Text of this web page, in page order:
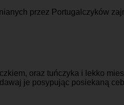
przez Portugalczyków
oraz tuńczyka i lekko
je posypując posiekaną